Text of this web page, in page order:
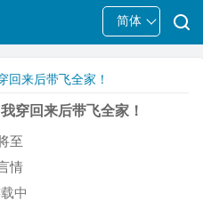
简体
回来后带飞全家！
穿回来后带飞全家！
至
情
中